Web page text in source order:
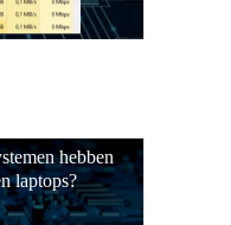
hebben
laptops?